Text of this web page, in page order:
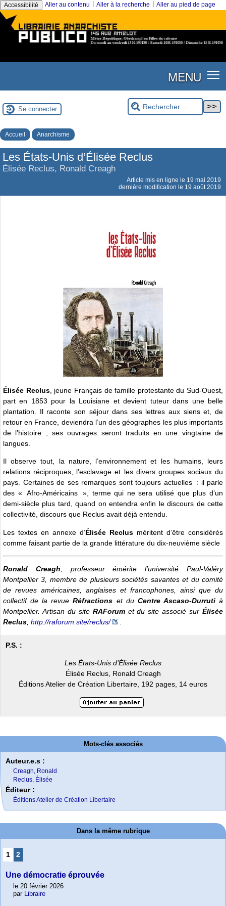
Accessibilité Aller au contenu Aller à la recherche Aller au pied de page
MENU
Se connecter
Accueil Anarchisme
Les États-Unis d’Élisée Reclus
Élisée Reclus, Ronald Creagh
Article mis en ligne le 19 mai 2019
dernière modification le 19 août 2019
Élisée Reclus, jeune Français de famille protestante du Sud-Ouest,
part en 1853 pour la Louisiane et devient tuteur dans une belle
plantation. Il raconte son séjour dans ses lettres aux siens et, de
retour en France, deviendra l’un des géographes les plus importants
de l’histoire ; ses ouvrages seront traduits en une vingtaine de
langues.
Il observe tout, la nature, l’environnement et les humains, leurs
relations réciproques, l’esclavage et les divers groupes sociaux du
pays. Certaines de ses remarques sont toujours actuelles : il parle
des « Afro-Américains », terme qui ne sera utilisé que plus d’un
demi-siècle plus tard, quand on entendra enfin le discours de cette
collectivité, discours que Reclus avait déjà entendu.
Les textes en annexe d’Élisée Reclus méritent d’être considérés
comme faisant partie de la grande littérature du dix-neuvième siècle
Ronald Creagh, professeur émérite l’université Paul-Valéry
Montpellier 3, membre de plusieurs sociétés savantes et du comité
de revues américaines, anglaises et francophones, ainsi que du
collectif de la revueRéfractions et du Centre Ascaso-Durrutià
Montpellier. Artisan du site RAForumet du site associé surÉlisée
Reclus, http://raforum.site/reclus/ .
P.S. :
Les États-Unis d’Élisée Reclus
Élisée Reclus, Ronald Creagh
Éditions Atelier de Création Libertaire, 192 pages, 14 euros
Mots-clés associés
Auteur.e.s :
Creagh, Ronald
Reclus, Élisée
Éditeur :
Éditions Atelier de Création Libertaire
Dans la même rubrique
1 2
Une démocratie éprouvée
le 20 février 2026
par
Libraire